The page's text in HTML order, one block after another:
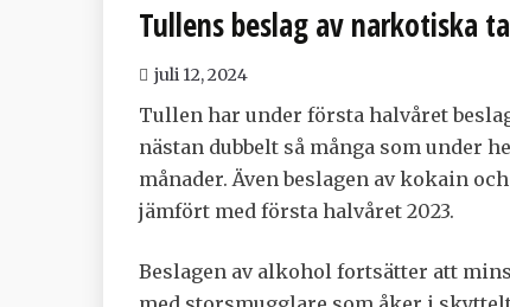
Tullens beslag av narkotiska
juli 12, 2024
Tullen har under första halvåret
nästan dubbelt så många som under
månader. Även beslagen av kokain
jämfört med första halvåret 2023.
Beslagen av alkohol fortsätter att